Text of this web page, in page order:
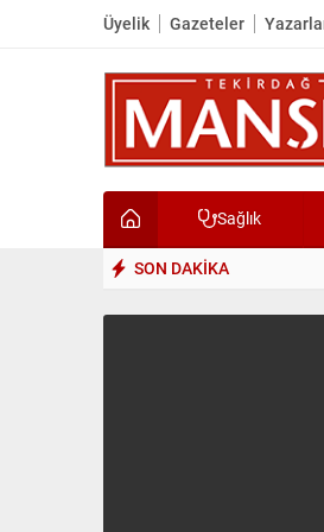
Üyelik Gazeteler
Sağlık
SON DAKİKA